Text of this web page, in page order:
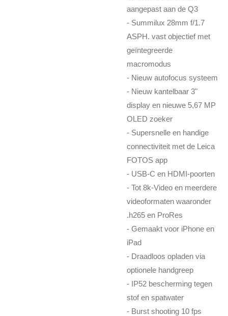
aangepast aan de Q3
- Summilux 28mm f/1.7
ASPH. vast objectief met
geïntegreerde
macromodus
- Nieuw autofocus systeem
- Nieuw kantelbaar 3"
display en nieuwe 5,67 MP
OLED zoeker
- Supersnelle en handige
connectiviteit met de Leica
FOTOS app
- USB-C en HDMI-poorten
- Tot 8k-Video en meerdere
videoformaten waaronder
.h265 en ProRes
- Gemaakt voor iPhone en
iPad
- Draadloos opladen via
optionele handgreep
- IP52 bescherming tegen
stof en spatwater
- Burst shooting 10 fps